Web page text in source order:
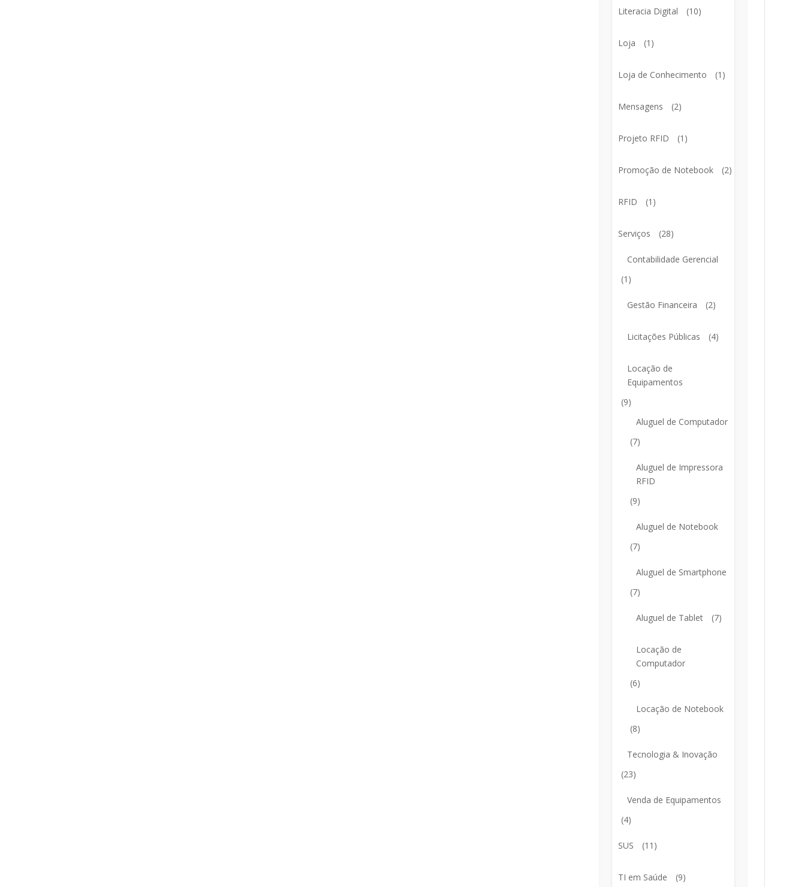
Literacia Digital (10)
Loja (1)
Loja de Conhecimento (1)
Mensagens (2)
Projeto RFID (1)
Promoção de Notebook (2)
RFID (1)
Serviços (28)
Contabilidade Gerencial
(1)
Gestão Financeira (2)
Licitações Públicas (4)
Locação de
Equipamentos
(9)
Aluguel de Computador
(7)
Aluguel de Impressora
RFID
(9)
Aluguel de Notebook
(7)
Aluguel de Smartphone
(7)
Aluguel de Tablet (7)
Locação de
Computador
(6)
Locação de Notebook
(8)
Tecnologia & Inovação
(23)
Venda de Equipamentos
(4)
SUS (11)
TI em Saúde (9)